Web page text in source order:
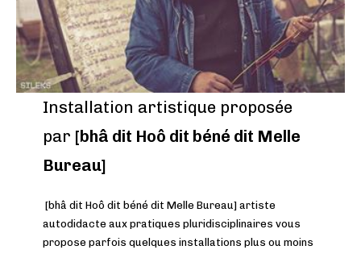
Installation artistique proposée
par [bhâ dit Hoô dit béné dit Melle
Bureau]
[bhâ dit Hoô dit béné dit Melle Bureau] artiste
autodidacte aux pratiques pluridisciplinaires vous
propose parfois quelques installations plus ou moins